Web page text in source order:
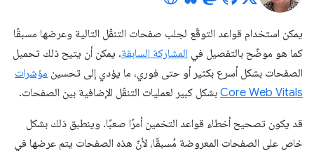
يمكن استخدام قواعد التوقّع لجلب صفحات التنقّل التالية وعرضها مسبقًا
كما هو موضّح بالتفصيل في المشاركة السابقة. يمكن أن يتيح ذلك تحميل
الصفحات بشكل أسرع بكثير أو حتى فوري، ما يؤدي إلى تحسين مؤشرات
Core Web Vitals بشكل كبير لعمليات التنقّل الإضافية بين الصفحات.
قد يكون تصحيح أخطاء قواعد التخمين أمرًا صعبًا. وينطبق ذلك بشكل
خاص على الصفحات المعروضة مُسبقًا، لأنّ هذه الصفحات يتم عرضها في